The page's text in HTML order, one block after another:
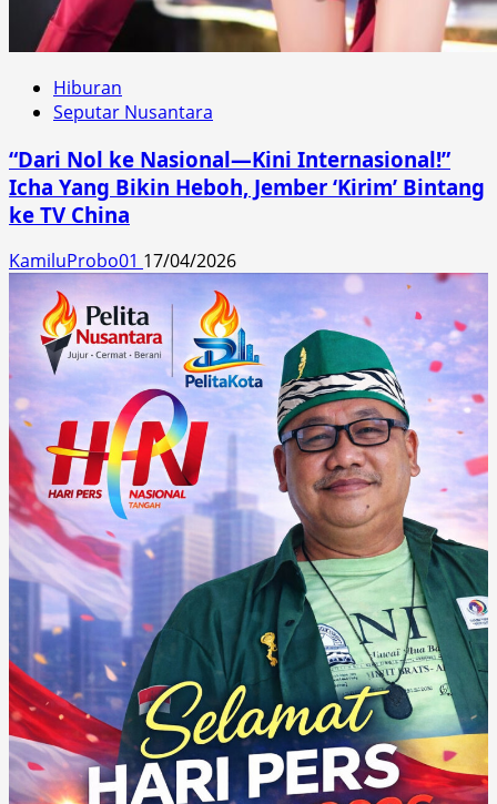
Hiburan
Seputar Nusantara
“Dari Nol ke Nasional—Kini Internasional!”
Icha Yang Bikin Heboh, Jember ‘Kirim’ Bintang
ke TV China
KamiluProbo01 17/04/2026